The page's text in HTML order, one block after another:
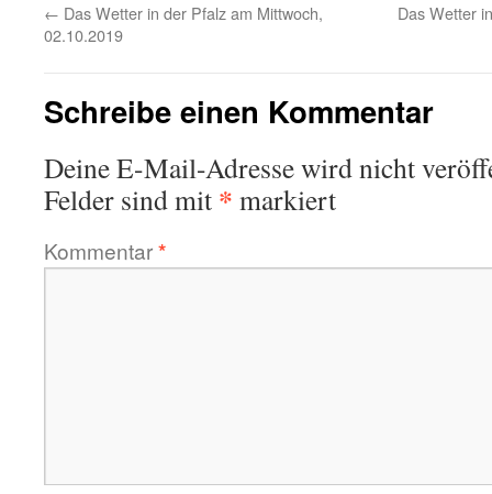
← Das Wetter in der Pfalz am Mittwoch,
02.10.2019
Das Wetter
Schreibe einen Kommentar
Deine E-Mail-Adresse wird nicht
Felder sind mit * markiert
Kommentar*